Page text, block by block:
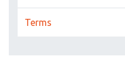
Terms